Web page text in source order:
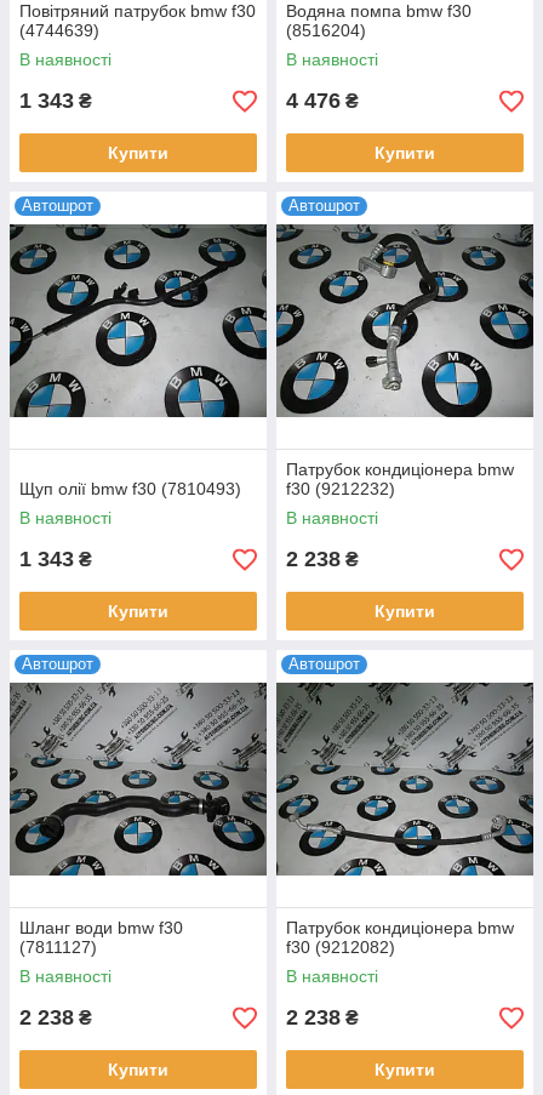
Повітряний патрубок bmw f30
(4744639)
В наявності
1 343 ₴
Купити
Водяна помпа bmw f30
(8516204)
В наявності
4 476 ₴
Купити
Автошрот
Щуп олії bmw f30 (7810493)
В наявності
1 343 ₴
Купити
Автошрот
Патрубок кондиціонера bmw
f30 (9212232)
В наявності
2 238 ₴
Купити
Автошрот
Шланг води bmw f30
(7811127)
В наявності
2 238 ₴
Купити
Автошрот
Патрубок кондиціонера bmw
f30 (9212082)
В наявності
2 238 ₴
Купити